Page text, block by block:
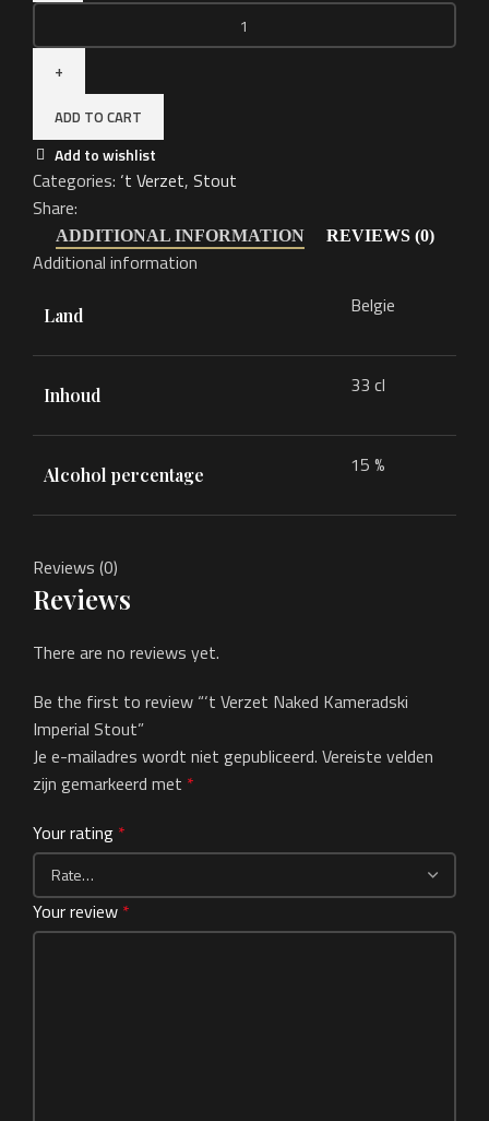
‘t
Verzet
Naked
Kameradski
Imperial
Stout
quantity
ADD TO CART
Add to wishlist
Categories: ‘t Verzet, Stout
Share:
ADDITIONAL INFORMATION REVIEWS (0)
Additional information
Land Belgie
Inhoud 33 cl
Alcohol percentage 15 %
Reviews (0)
Reviews
There are no reviews yet.
Be the first to review “‘t Verzet Naked Kameradski
Imperial Stout”
Je e-mailadres wordt niet gepubliceerd. Vereiste velden
zijn gemarkeerd met *
Your rating *
Your review *